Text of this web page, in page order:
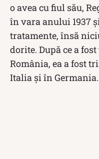
o avea cu fiul său,
în vara anului 1937
tratamente, însă
dorite. După ce a
România, ea a fost
Italia și în Germania.